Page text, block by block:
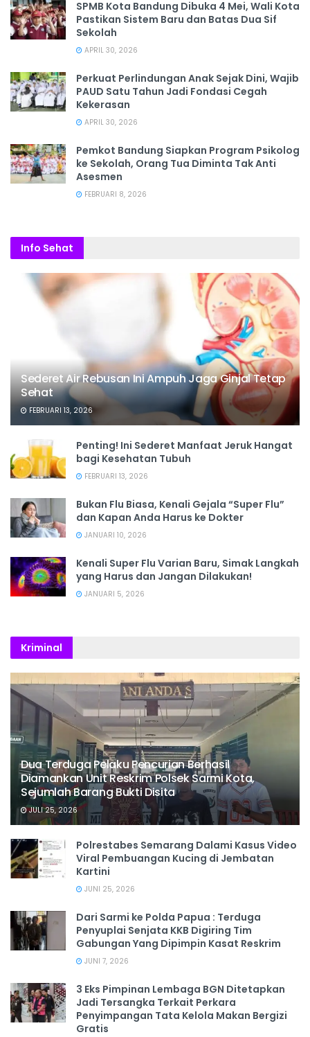
SPMB Kota Bandung Dibuka 4 Mei, Wali Kota
Pastikan Sistem Baru dan Batas Dua Sif
Sekolah
APRIL 30, 2026
Perkuat Perlindungan Anak Sejak Dini, Wajib
PAUD Satu Tahun Jadi Fondasi Cegah
Kekerasan
APRIL 30, 2026
Pemkot Bandung Siapkan Program Psikolog
ke Sekolah, Orang Tua Diminta Tak Anti
Asesmen
FEBRUARI 8, 2026
Info Sehat
Sederet Air Rebusan Ini Ampuh Jaga Ginjal Tetap
Sehat
FEBRUARI 13, 2026
Penting! Ini Sederet Manfaat Jeruk Hangat
bagi Kesehatan Tubuh
FEBRUARI 13, 2026
Bukan Flu Biasa, Kenali Gejala “Super Flu”
dan Kapan Anda Harus ke Dokter
JANUARI 10, 2026
Kenali Super Flu Varian Baru, Simak Langkah
yang Harus dan Jangan Dilakukan!
JANUARI 5, 2026
Kriminal
Dua Terduga Pelaku Pencurian Berhasil
Diamankan Unit Reskrim Polsek Sarmi Kota,
Sejumlah Barang Bukti Disita
JULI 25, 2026
Polrestabes Semarang Dalami Kasus Video
Viral Pembuangan Kucing di Jembatan
Kartini
JUNI 25, 2026
Dari Sarmi ke Polda Papua : Terduga
Penyuplai Senjata KKB Digiring Tim
Gabungan Yang Dipimpin Kasat Reskrim
JUNI 7, 2026
3 Eks Pimpinan Lembaga BGN Ditetapkan
Jadi Tersangka Terkait Perkara
Penyimpangan Tata Kelola Makan Bergizi
Gratis